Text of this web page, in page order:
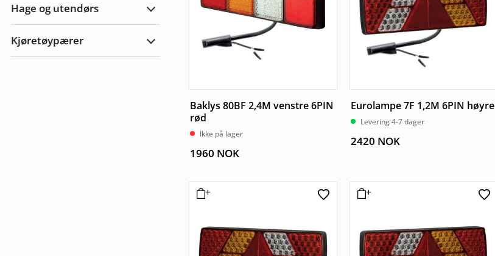
Hage og utendørs
Utvid
utendørs
Kjøretøypærer
Utvid
Baklys 80BF 2,4M venstre 6PIN
rød
Ikke på lager
1960 NOK
Eurolampe 7F 1,2M 6PIN høyre
Levering 4-7 dager
2420 NOK